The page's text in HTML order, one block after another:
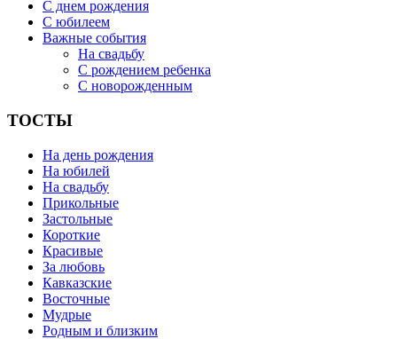
С днем рождения
С юбилеем
Важные события
На свадьбу
С рождением ребенка
С новорожденным
ТОСТЫ
На день рождения
На юбилей
На свадьбу
Прикольные
Застольные
Короткие
Красивые
За любовь
Кавказские
Восточные
Мудрые
Родным и близким